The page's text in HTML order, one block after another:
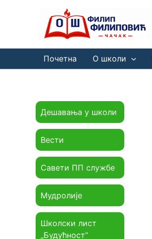
Почетна О школи
Дешавања у школи
Вести
Савети ПП службе
Мудролије
Школски лист
„Будућност“